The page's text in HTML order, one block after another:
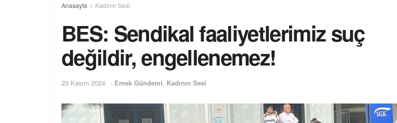
Anasayfa Kadının Sesi
BES: Sendikal faaliyetlerimiz suç
değildir, engellenemez!
23 Kasım 2024 - Emek Gündemi, Kadının Sesi